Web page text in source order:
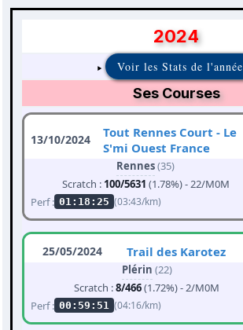
2024
Voir les Stats de l'année
Ses Courses
13/10/2024
Tout Rennes Court - Le
S'mi Ouest France
Rennes(35)
Scratch : 100/5631 (1.78%) - 22/M0M
Perf : 01:18:25 (03:43/km)
25/05/2024 Trail des Karotez
Plérin (22)
Scratch :8/466(1.72%) - 2/M0M
Perf : 00:59:51 (04:16/km)